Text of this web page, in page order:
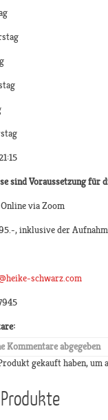
sind Voraussetzung für
Online via Zoom
, inklusive der
schwarz.com
Kommentare abgegeben
gekauft haben,